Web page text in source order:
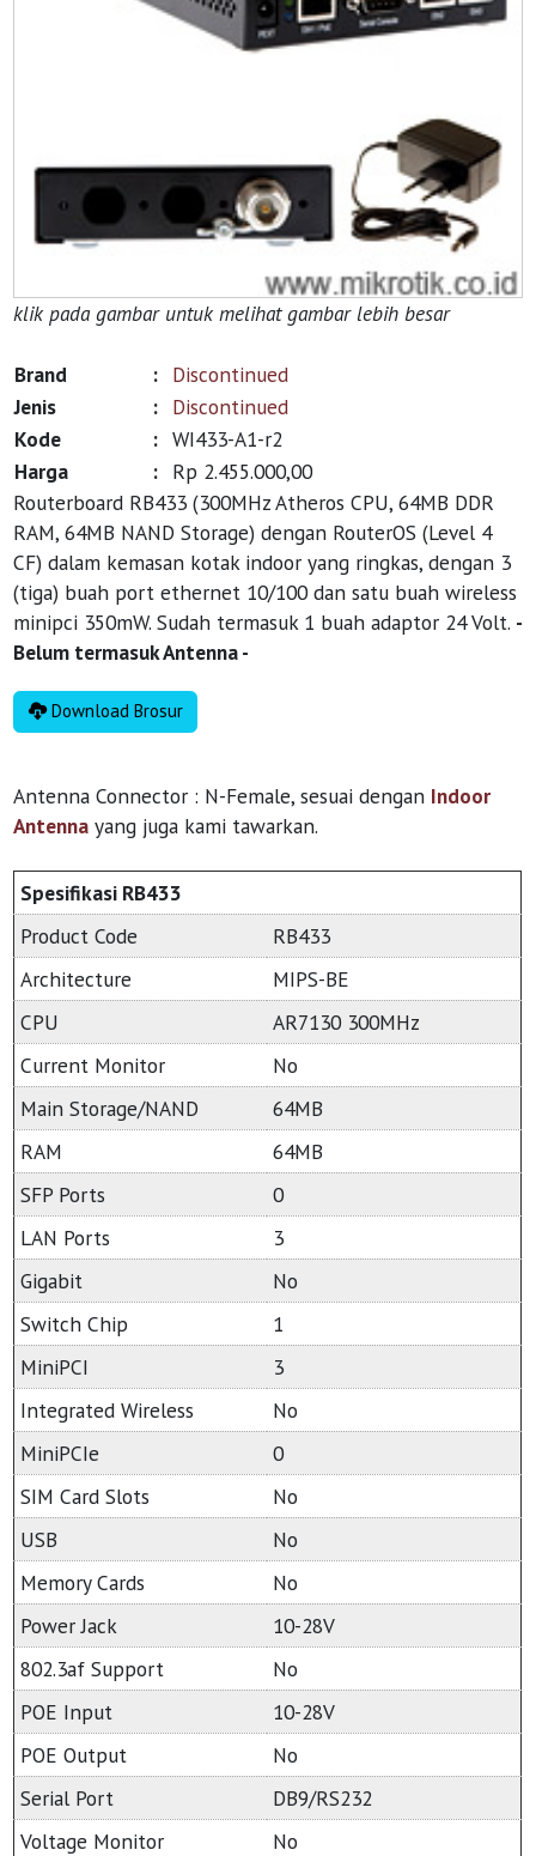
klik pada gambar untuk melihat gambar lebih besar
Brand : Discontinued
Jenis
: Discontinued
Kode
: WI433-A1-r2
Harga
: Rp 2.455.000,00
Routerboard RB433 (300MHz Atheros CPU, 64MB DDR
RAM, 64MB NAND Storage) dengan RouterOS (Level 4
CF) dalam kemasan kotak indoor yang ringkas, dengan 3
(tiga) buah port ethernet 10/100 dan satu buah wireless
minipci 350mW. Sudah termasuk 1 buah adaptor 24 Volt. -
Belum termasuk Antenna -
Download Brosur
Antenna Connector : N-Female, sesuai dengan Indoor
Antenna yang juga kami tawarkan.
Spesifikasi RB433
Product Code
RB433
Architecture
MIPS-BE
CPU
AR7130 300MHz
Current Monitor
No
Main Storage/NAND
64MB
RAM
64MB
SFP Ports
0
LAN Ports
3
Gigabit
No
Switch Chip
1
MiniPCI
3
Integrated Wireless
No
MiniPCIe
0
SIM Card Slots
No
USB
No
Memory Cards
No
Power Jack
10-28V
802.3af Support
No
POE Input
10-28V
POE Output
No
Serial Port
DB9/RS232
Voltage Monitor
No